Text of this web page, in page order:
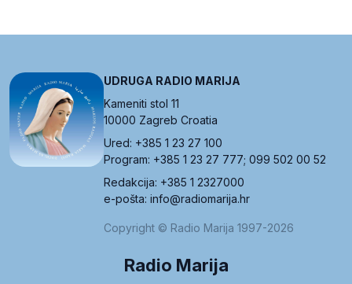
UDRUGA RADIO MARIJA
Kameniti stol 11
10000 Zagreb Croatia
Ured: +385 1 23 27 100
Program: +385 1 23 27 777; 099 502 00 52
Redakcija: +385 1 2327000
e-pošta: info@radiomarija.hr
Copyright © Radio Marija 1997-2026
Radio Marija